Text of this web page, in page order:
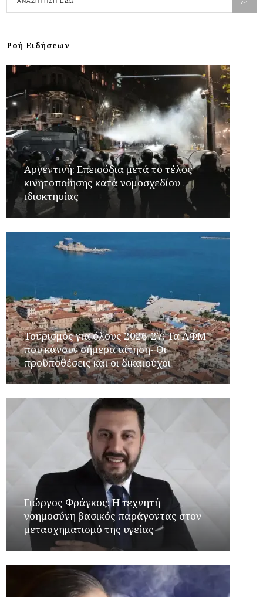
Ροή Ειδήσεων
Αργεντινή: Επεισόδια μετά το τέλος
κινητοποίησης κατά νομοσχεδίου
ιδιοκτησίας
Τουρισμός για όλους 2026-27: Τα ΑΦΜ
που κάνουν σήμερα αίτηση- Οι
προϋποθέσεις και οι δικαιούχοι
Γιώργος Φράγκος: Η τεχνητή
νοημοσύνη βασικός παράγοντας στον
μετασχηματισμό της υγείας